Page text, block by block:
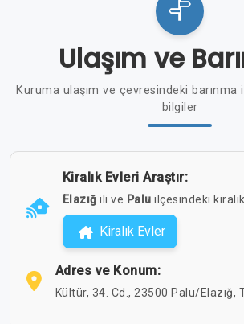
Ulaşım ve
Kuruma ulaşım ve çevresindeki barınma
bilgiler
Kiralık Evleri Araştır:
Elazığ ili ve Palu ilçesindeki
Kiralık Evler
Adres ve Konum:
Kültür, 34. Cd., 23500 Palu/Elazığ,